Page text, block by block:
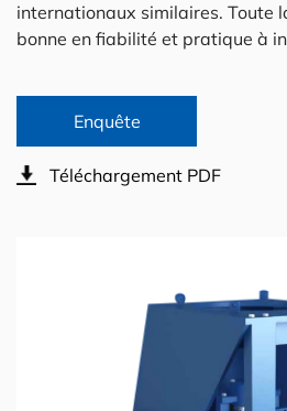
internationaux similaires. Toute
bonne en fiabilité et pratique à
Enquête
Téléchargement PDF